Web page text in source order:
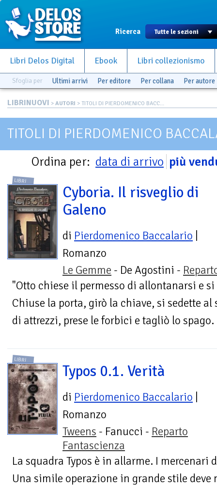
Ricerca
Libri Delos Digital Ebook Libri collezionismo
Sfoglia per Ultimi arrivi Per editore Per collana Per autore
LIBRINUOVI > AUTORI > TITOLI DI PIERDOMENICO BACC...
TITOLI DI PIERDOMENICO
Ordina per: data di arrivo più
LIBRI
Cyboria. Il risveglio di
Galeno
di Pierdomenico Baccalario
Romanzo
Le Gemme - De Agostini -
"Otto chiese il permesso di allontanarsi e
Chiuse la porta, girò la chiave, si sedette
di attrezzi, prese le forbici e tagliò lo spago.
LIBRI
Typos 0.1. Verità
di Pierdomenico Baccalario
Romanzo
Tweens - Fanucci - Reparto
Fantascienza
La squadra Typos è in allarme. I mercenari
Una simile operazione in grande stile deve